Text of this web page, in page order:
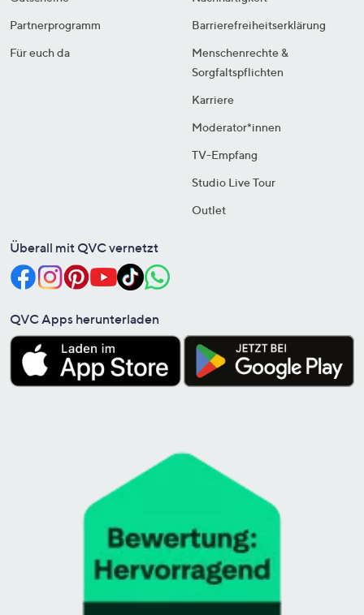
Partnerprogramm
Für euch da
Barrierefreiheitserklärung
Menschenrechte &
Sorgfaltspflichten
Karriere
Moderator*innen
TV-Empfang
Studio Live Tour
Outlet
Überall mit QVC vernetzt
QVC Apps herunterladen